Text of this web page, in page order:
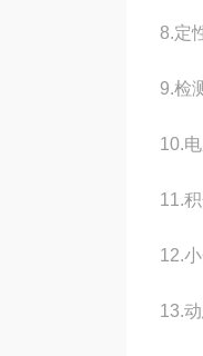
8.定
9.检
10.
11.
12.
13.